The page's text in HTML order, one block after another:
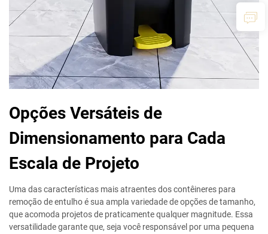
Opções Versáteis de
Dimensionamento para Cada
Escala de Projeto
Uma das características mais atraentes dos contêineres para
remoção de entulho é sua ampla variedade de opções de tamanho,
que acomoda projetos de praticamente qualquer magnitude. Essa
versatilidade garante que, seja você responsável por uma pequena